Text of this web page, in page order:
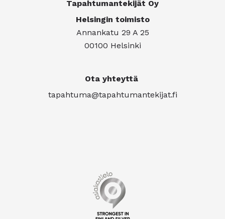
Tapahtumantekijät Oy
Helsingin toimisto
Annankatu 29 A 25
00100 Helsinki
Ota yhteyttä
tapahtuma@tapahtumantekijat.fi